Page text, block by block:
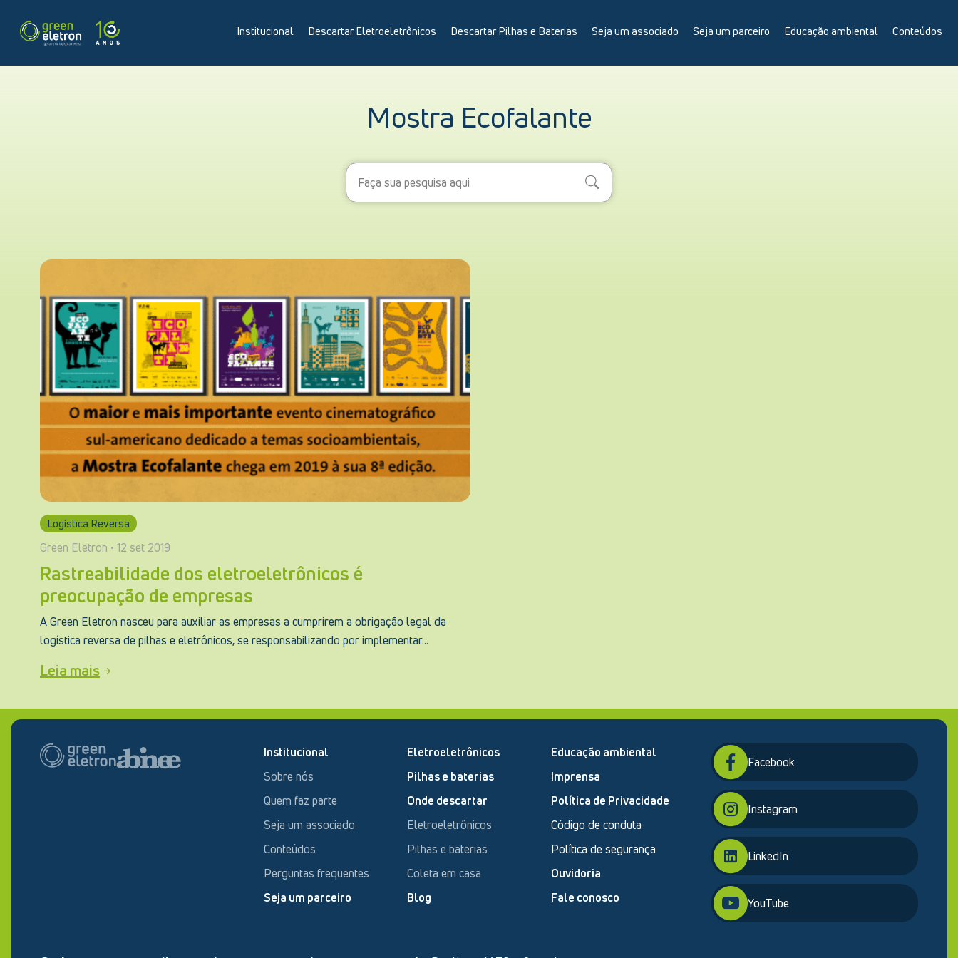
Institucional Descartar Eletroeletrônicos Descartar Pilhas e Baterias Seja um associado Seja um parceiro Educação ambiental Conteúdos
Mostra Ecofalante
Search
Logística Reversa
Green Eletron • 12 set 2019
Rastreabilidade dos eletroeletrônicos é
preocupação de empresas
A Green Eletron nasceu para auxiliar as empresas a cumprirem a obrigação legal da
logística reversa de pilhas e eletrônicos, se responsabilizando por implementar...
Leia mais
Institucional
Sobre nós
Quem faz parte
Seja um associado
Conteúdos
Perguntas frequentes
Seja um parceiro
Eletroeletrônicos
Pilhas e baterias
Onde descartar
Eletroeletrônicos
Pilhas e baterias
Coleta em casa
Blog
Educação ambiental
Imprensa
Política de Privacidade
Código de conduta
Política de segurança
Ouvidoria
Fale conosco
Facebook
Instagram
LinkedIn
YouTube